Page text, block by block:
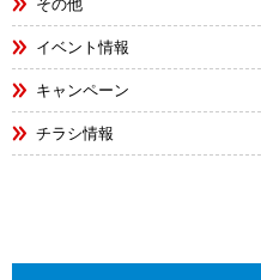
その他
イベント情報
キャンペーン
チラシ情報